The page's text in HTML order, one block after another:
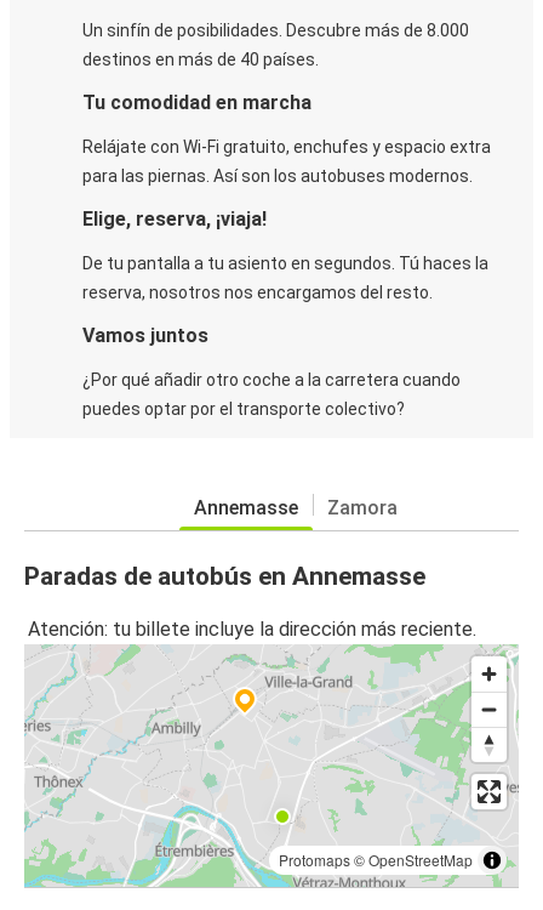
Un sinfín de posibilidades. Descubre más de 8.000
destinos en más de 40 países.
Tu comodidad en marcha
Relájate con Wi-Fi gratuito, enchufes y espacio extra
para las piernas. Así son los autobuses modernos.
Elige, reserva, ¡viaja!
De tu pantalla a tu asiento en segundos. Tú haces la
reserva, nosotros nos encargamos del resto.
Vamos juntos
¿Por qué añadir otro coche a la carretera cuando
puedes optar por el transporte colectivo?
Annemasse Zamora
Paradas de autobús en Annemasse
Atención: tu billete incluye la dirección más reciente.
Protomaps©OpenStreetMap